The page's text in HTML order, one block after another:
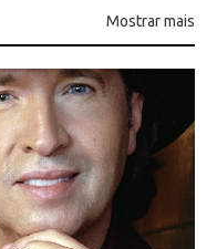
Mostrar mais